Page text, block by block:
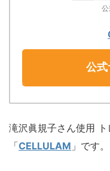
公式
滝沢眞規子さん使用
「CELLULAM 」です。